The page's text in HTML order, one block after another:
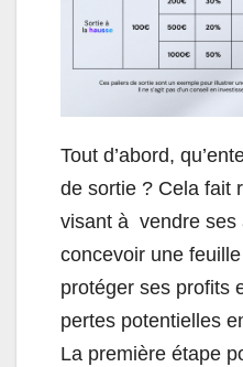
Tout d’abord,
de sortie ? Cela fait
visant à vendre ses
concevoir une
protéger ses profits
pertes potentielles
La première étape